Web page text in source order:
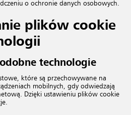
o ochronie danych osobowych.
plików cookie
technologie
które są przechowywane na
mobilnych, gdy odwiedzają
Dzięki ustawieniu plików cookie